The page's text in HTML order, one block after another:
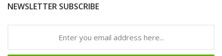
NEWSLETTER SUBSCRIBE